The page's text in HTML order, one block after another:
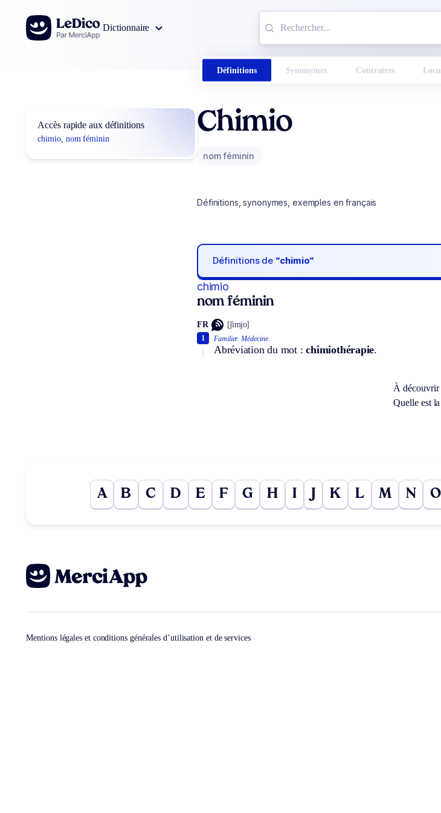
Aller au contenu
Dictionnaire
Définitions Synonymes Contraires
Accès rapide aux définitions
chimio, nom féminin
Chimio
nom féminin
Définitions, synonymes, exemples en français
Définitions de “chimio“
chimio
nom féminin
FR [ʃimjo]
Familier. Médecine.
Abréviation du mot :chimiothérapie.
1
À découvrir
Quelle est
A B C D E F G H I K L M N O
Mentions légales et conditions générales d’utilisation et de services